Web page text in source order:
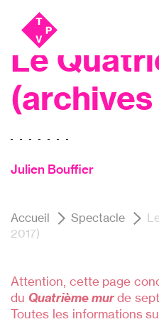
Aller
au
menu
Aller au
contenu
Festival SPOT#4, Théâtre
Le
(archives
Julien Bouffier
Accueil Spectacle
2017)
Attention, cette page
du Quatrième murde
Toutes les informations